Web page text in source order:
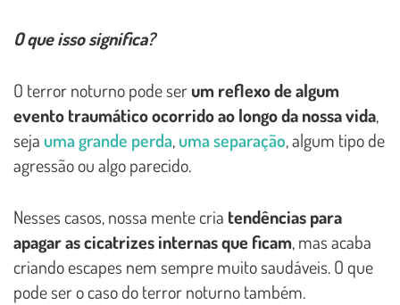
O que isso significa?
O terror noturno pode serum reflexo de algum
evento traumático ocorrido ao longo da nossa vida,
seja uma grande perda,uma separação, algum tipo de
agressão ou algo parecido.
Nesses casos, nossa mente cria tendências para
apagar as cicatrizes internas que ficam, mas acaba
criando escapes nem sempre muito saudáveis. O que
pode ser o caso do terror noturno também.